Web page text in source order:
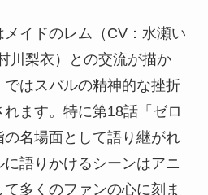
イドのレム（CV：水瀬い
川梨衣）との交流が描か
はスバルの精神的な挫折
ます。特に第18話「ゼロ
名場面として語り継がれ
語りかけるシーンはアニ
多くのファンの心に刻ま